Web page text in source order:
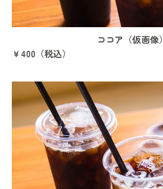
ココア（仮画像）
￥400（税込）